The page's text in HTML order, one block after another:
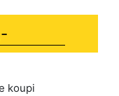
koupi